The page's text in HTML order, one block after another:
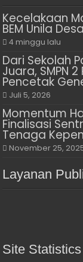
Kecelakaan
BEM Unila
4 minggu lalu
Dari Sekolah
Juara, SMPN
Pencetak
Juli 5, 2026
Momentum
Finalisasi
Tenaga
November 25,
Layanan
Site Statistics